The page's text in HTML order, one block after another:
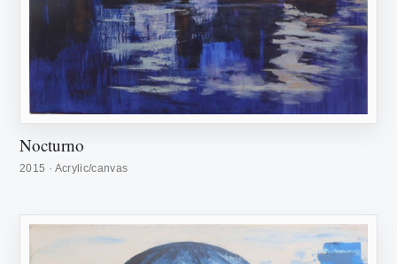
Nocturno
2015 · Acrylic/canvas